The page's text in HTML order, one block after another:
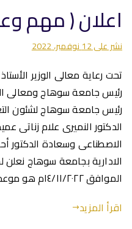
اعلان ( مهم
نشر على12 نوفمبر، 2022
تحت رعاية معالى الوزير
رئيس جامعة سوهاج ومعالى
رئيس جامعة سوهاج لشئون
الدكتور النميرى علام زناتى
الاصطناعى وسعادة الدكتور
الادارية بجامعة سوهاج نعلن
الموافق ١٤/١١/٢٠٢٢م هو موعد […]
اقرأ المزيد